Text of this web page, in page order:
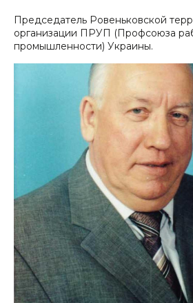
Председатель Ровеньковской
организации ПРУП (Профсоюза
промышленности) Украины.